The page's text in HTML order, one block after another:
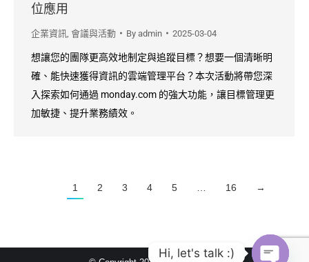
位應用
企業資訊 會議與活動 By admin 2025-03-04
想讓您的團隊更高效地制定與追蹤目標？想要一個清晰明
確、能快速獲得資訊的雲端管理平台？本次活動將帶您深
入探索如何通過 monday.com 的強大功能，讓目標管理更
加敏捷、提升業務績效。
1 2 3 4 5 16 →
Hi, let's talk :)